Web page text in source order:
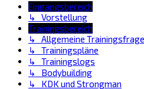
Eingangsbereich
↳ Vorstellung
Trainingsbereich
↳ Allgemeine
↳ Trainingspläne
↳ Trainingslogs
↳ Bodybuilding
↳ KDK und Strongman